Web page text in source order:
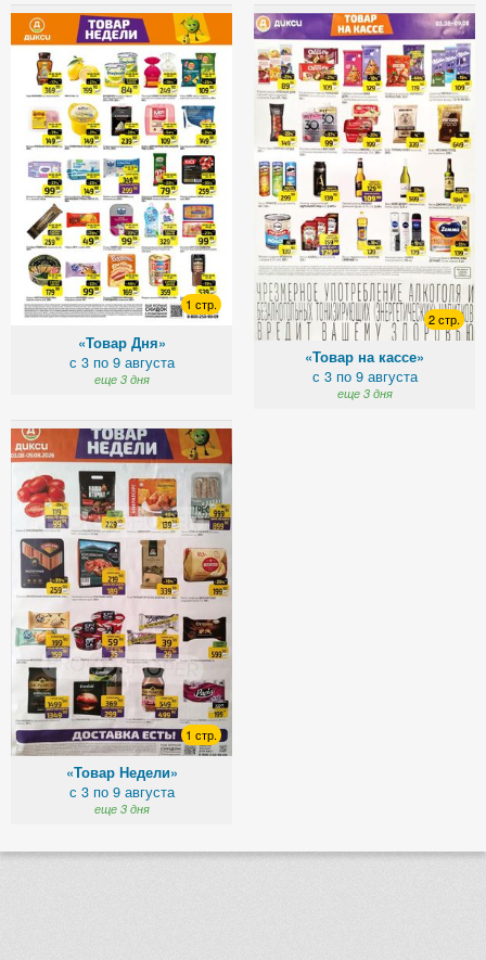
1 стр.
«Товар Дня»
с 3 по 9 августа
еще 3 дня
2 стр.
«Товар на кассе»
с 3 по 9 августа
еще 3 дня
1 стр.
«Товар Недели»
с 3 по 9 августа
еще 3 дня